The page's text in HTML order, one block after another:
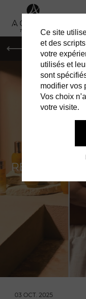
LA
RÉINVENTE
03 OCT. 2025
Ce site
et des
votre
utilisés et
sont
modifier vos
Vos choix
votre visite.